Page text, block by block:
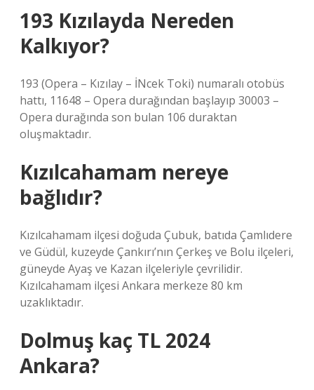
193 Kızılayda Nereden
Kalkıyor?
193 (Opera – Kızılay – İNcek Toki) numaralı otobüs
hattı, 11648 – Opera durağından başlayıp 30003 –
Opera durağında son bulan 106 duraktan
oluşmaktadır.
Kızılcahamam nereye
bağlıdır?
Kızılcahamam ilçesi doğuda Çubuk, batıda Çamlıdere
ve Güdül, kuzeyde Çankırı’nın Çerkeş ve Bolu ilçeleri,
güneyde Ayaş ve Kazan ilçeleriyle çevrilidir.
Kızılcahamam ilçesi Ankara merkeze 80 km
uzaklıktadır.
Dolmuş kaç TL 2024
Ankara?